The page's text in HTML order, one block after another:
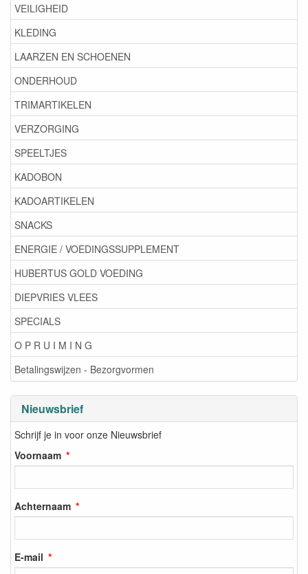
VEILIGHEID
KLEDING
LAARZEN EN SCHOENEN
ONDERHOUD
TRIMARTIKELEN
VERZORGING
SPEELTJES
KADOBON
KADOARTIKELEN
SNACKS
ENERGIE / VOEDINGSSUPPLEMENT
HUBERTUS GOLD VOEDING
DIEPVRIES VLEES
SPECIALS
O P R U I M I N G
Betalingswijzen - Bezorgvormen
Nieuwsbrief
Schrijf je in voor onze Nieuwsbrief
Voornaam
Achternaam
E-mail